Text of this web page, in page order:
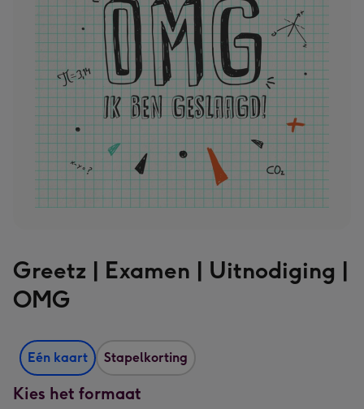
Greetz | Examen | Uitnodiging |
OMG
Eén kaart Stapelkorting
Kies het formaat